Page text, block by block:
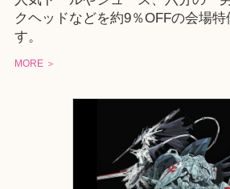
クヘッドなどを約9％OFFの会場特
す。
MORE ＞